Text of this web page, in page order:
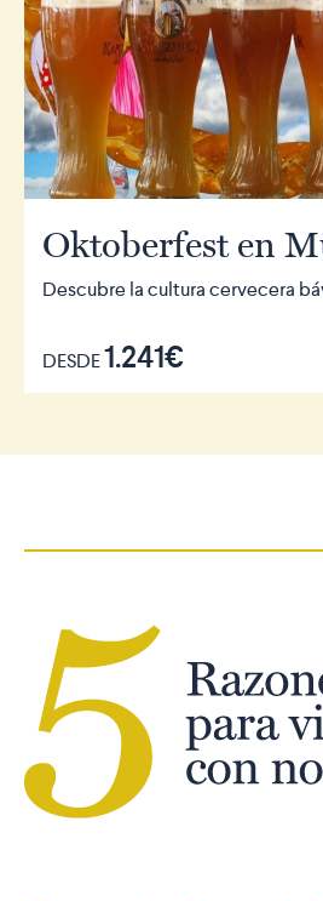
Oktoberfest en
Descubre la cultura cervecera
DESDE1.241€